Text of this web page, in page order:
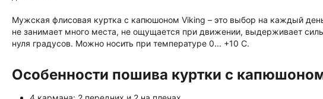
Мужская флисовая куртка с капюшоном Viking – это выбор на каждый
не занимает много места, не ощущается при движении, выдерживает
нуля градусов. Можно носить при температуре 0... +10 С.
Особенности пошива куртки с